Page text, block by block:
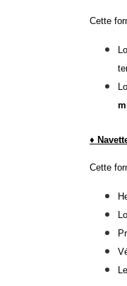
Cette
♦
Cette